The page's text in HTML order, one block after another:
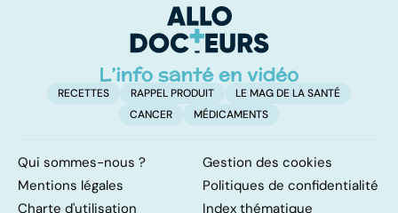
d'angine ?
RECETTES RAPPEL PRODUIT
LE MAG DE LA SANTÉ
CANCER
MÉDICAMENTS
Qui sommes-nous ?
Gestion des cookies
Mentions légales
Politiques de confidentialité
Charte d'utilisation
Index thématique